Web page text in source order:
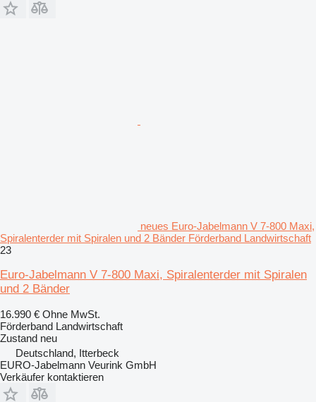
neues Euro-Jabelmann V 7-800 Maxi,
Spiralenterder mit Spiralen und 2 Bänder Förderband Landwirtschaft
23
Euro-Jabelmann V 7-800 Maxi, Spiralenterder mit Spiralen
und 2 Bänder
16.990 € Ohne MwSt.
Förderband Landwirtschaft
Zustand neu
Deutschland, Itterbeck
EURO-Jabelmann Veurink GmbH
Verkäufer kontaktieren